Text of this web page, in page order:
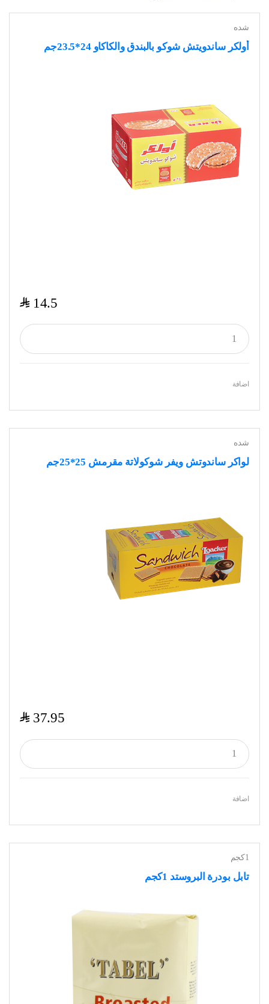
شده
أولكر ساندويتش شوكو بالبندق والكاكاو 24*23.5جم
14.5
$
اضافة
شده
لواكر ساندوتش ويفر شوكولاتة مقرمش 25*25جم
37.95
$
اضافة
1كجم
تابل بودرة البروستد 1كجم